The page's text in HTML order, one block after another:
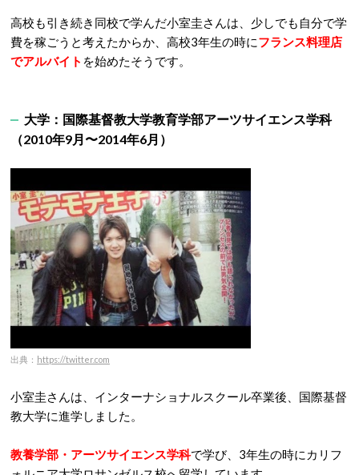
高校も引き続き同校で学んだ小室圭さんは、少しでも自分で学
費を稼ごうと考えたからか、高校3年生の時にフランス料理店
でアルバイト を始めたそうです。
大学：国際基督教大学教育学部アーツサイエンス学科
（2010年9月〜2014年6月）
出典： https://twitter.com
小室圭さんは、インターナショナルスクール卒業後、国際基督
教大学に進学しました。
教養学部・アーツサイエンス学科で学び、3年生の時にカリフ